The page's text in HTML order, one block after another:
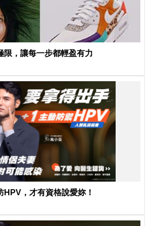
限，讓每一步都輕盈有力
HPV，才有資格說愛妳！